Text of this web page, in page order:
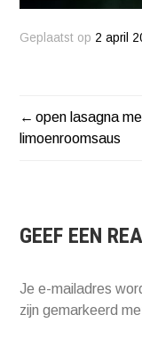
Geplaatst op 2 april
BERICHT
open lasagna
limoenroomsaus
GEEF EEN
Je e-mailadres
zijn gemarkeerd